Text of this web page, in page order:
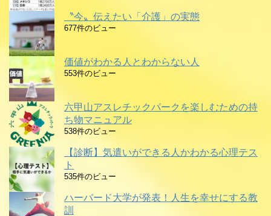
〝今〟伝えたい「介護」の実態
677件のビュー
価値がわかる人とわからない人
553件のビュー
六甲山アスレチックパークを楽しむための持
ち物マニュアル
538件のビュー
【診断】気遣いができる人かわかる心理テス
ト
535件のビュー
ハーバード大学が発表！人生を幸せにする教
訓